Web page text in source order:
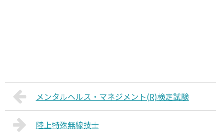
メンタルヘルス・マネジメント(R)検定試験
陸上特殊無線技士